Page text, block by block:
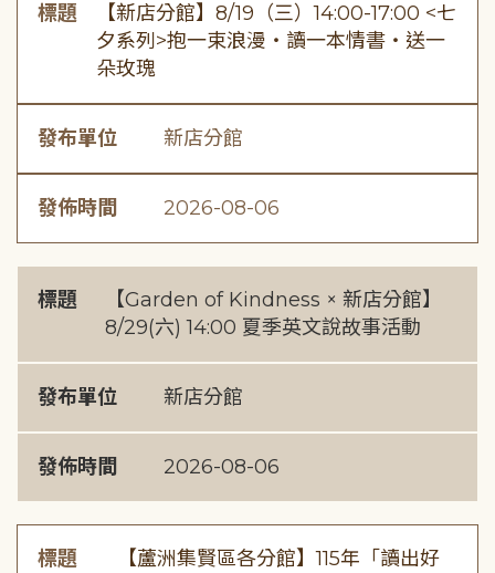
標題
【新店分館】8/19（三）14:00-17:00 <七
夕系列>抱一束浪漫・讀一本情書・送一
朵玫瑰
發布單位 新店分館
發佈時間 2026-08-06
標題
【Garden of Kindness × 新店分館】
8/29(六) 14:00 夏季英文說故事活動
發布單位 新店分館
發佈時間 2026-08-06
標題
【蘆洲集賢區各分館】115年「讀出好